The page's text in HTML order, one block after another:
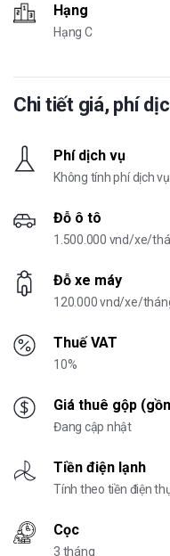
Hạng
Hạng C
Chi tiết giá, phí
Phí dịch vụ
Không tính phí dịch vụ
Đỗ ô tô
1.500.000 vnd/xe/
Đỗ xe máy
120.000 vnd/xe/
Thuế VAT
10%
Giá thuê gộp
Đang cập nhật
Tiền điện lạnh
Tính theo tiền điện
Cọc
3 tháng